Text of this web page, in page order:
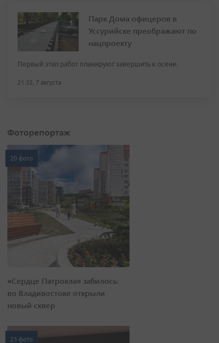
Парк Дома офицеров в
Уссурийске преображают по
нацпроекту
Первый этап работ планируют завершить к осени
21:32, 7 августа
Фоторепортаж
20 фото
«Сердце Патрокла» забилось:
во Владивостоке открыли
новый сквер
23 фото